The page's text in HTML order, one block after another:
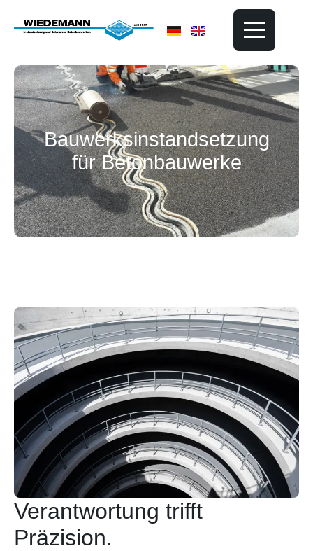
Bauwerks­instandsetzung
für Betonbauwerke
Verantwortung trifft
Präzision.